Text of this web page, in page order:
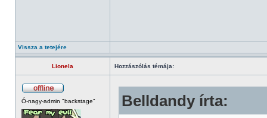
Vissza a tetejére
Lionela Hozzászólás témája:
Ó-nagy-admin "backstage" Belldandy írta: